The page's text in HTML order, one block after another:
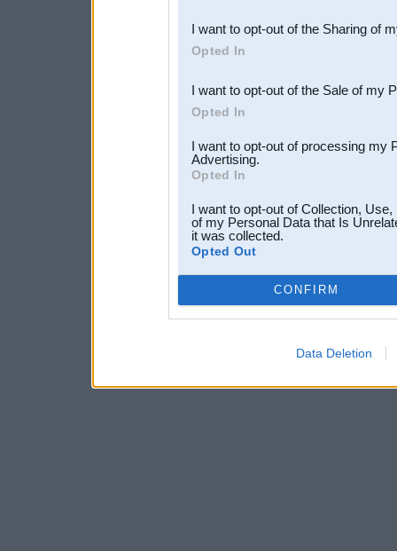
Downstream Participants
third parties.
I want to opt-out of the Sharing of
Opted In
I want to opt-out of the Sale of my
Opted In
I want to opt-out of processing my
Advertising.
Opted In
I want to opt-out of Collection,
of my Personal Data that Is
it was collected.
Opted Out
CONFIRM
Data Deletion